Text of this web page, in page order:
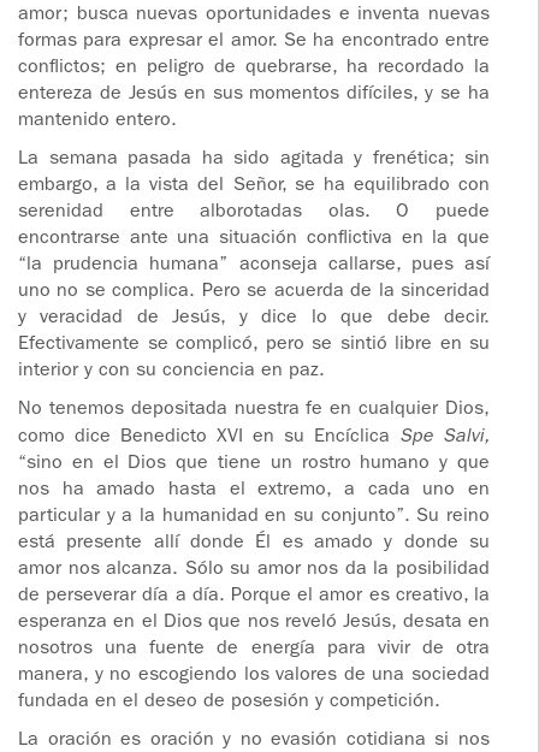
amor; busca nuevas oportunidades e inventa nuevas
formas para expresar el amor. Se ha encontrado entre
conflictos; en peligro de quebrarse, ha recordado la
entereza de Jesús en sus momentos difíciles, y se ha
mantenido entero.
La semana pasada ha sido agitada y frenética; sin
embargo, a la vista del Señor, se ha equilibrado con
serenidad entre alborotadas olas. O puede
encontrarse ante una situación conflictiva en la que
“la prudencia humana” aconseja callarse, pues así
uno no se complica. Pero se acuerda de la sinceridad
y veracidad de Jesús, y dice lo que debe decir.
Efectivamente se complicó, pero se sintió libre en su
interior y con su conciencia en paz.
No tenemos depositada nuestra fe en cualquier Dios,
como dice Benedicto XVI en su Encíclica
Spe Salvi,
“sino en el Dios que tiene un rostro humano y que
nos ha amado hasta el extremo, a cada uno en
particular y a la humanidad en su conjunto”. Su reino
está presente allí donde Él es amado y donde su
amor nos alcanza. Sólo su amor nos da la posibilidad
de perseverar día a día. Porque el amor es creativo, la
esperanza en el Dios que nos reveló Jesús, desata en
nosotros una fuente de energía para vivir de otra
manera, y no escogiendo los valores de una sociedad
fundada en el deseo de posesión y competición.
La oración es oración y no evasión cotidiana si nos